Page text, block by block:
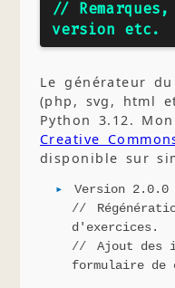
//
version etc.
Le générateur
(php, svg, html
Python 3.12.
Creative
disponible sur
Version 2.0.0
d'exercices.
Ajout des
formulaire